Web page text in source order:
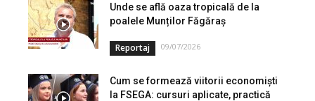
Unde se află oaza tropicală de la
poalele Munților Făgăraș
Reportaj 09/07/2026
Cum se formează viitorii economiști
la FSEGA: cursuri aplicate, practică